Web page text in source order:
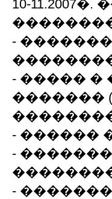
10-
-
- �����
�������
- ������
-
-